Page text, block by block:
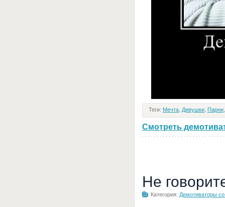
Теги: Мечта Девушки Парни
Смотреть
Не
Категория: Демотиваторы